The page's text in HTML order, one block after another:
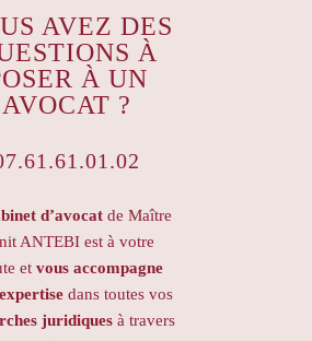
AVEZ DES
À
À UN
AVOCAT ?
d’avocatde Maître
ANTEBI est à votre
et vous accompagne
dans toutes vos
juridiquesà travers